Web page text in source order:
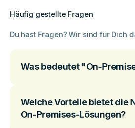
Häufig gestellte Fragen
Du hast Fragen? Wir sind für Dich
Was bedeutet "On-
Welche Vorteile bietet die
On-Premises-Lösungen?